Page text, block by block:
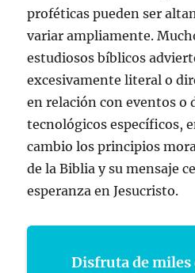
proféticas pueden ser
variar ampliamente.
estudiosos bíblicos
excesivamente literal o
en relación con eventos o
tecnológicos específicos,
cambio los principios
de la Biblia y su mensaje
esperanza en Jesucristo.
Disfruta de miles